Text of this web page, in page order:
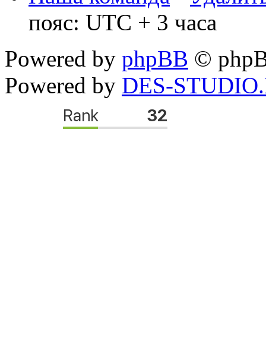
пояс: UTC + 3 часа
Powered by phpBB ©
Powered by DES-